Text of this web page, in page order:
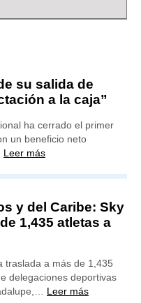
su salida de
a la caja”
ha cerrado el primer
un beneficio neto
Leer más
y del Caribe: Sky
1,435 atletas a
traslada a más de 1,435
delegaciones deportivas
Leer más